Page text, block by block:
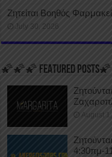
Ζητείται Βοηθός
July 30, 2026
🌠🌠🌠 FEATURED
August
4:30πμ-